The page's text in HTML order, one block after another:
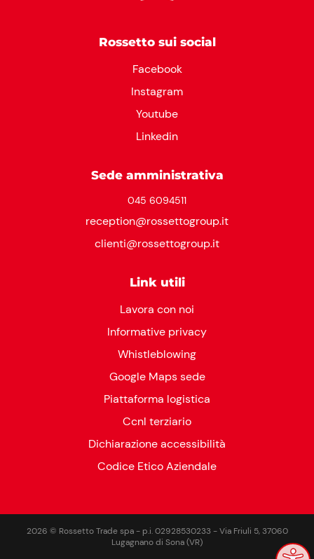
Rossetto sui social
Facebook
Instagram
Youtube
Linkedin
Sede amministrativa
045 6094511
reception@rossettogroup.it
clienti@rossettogroup.it
Link utili
Lavora con noi
Informative privacy
Whistleblowing
Google Maps sede
Piattaforma logistica
Ccnl terziario
Dichiarazione accessibilità
Codice Etico Aziendale
2026 © Rossetto Trade spa - p.i. 02928530233 - Via Friuli 5, 37060
Lugagnano di Sona (VR)